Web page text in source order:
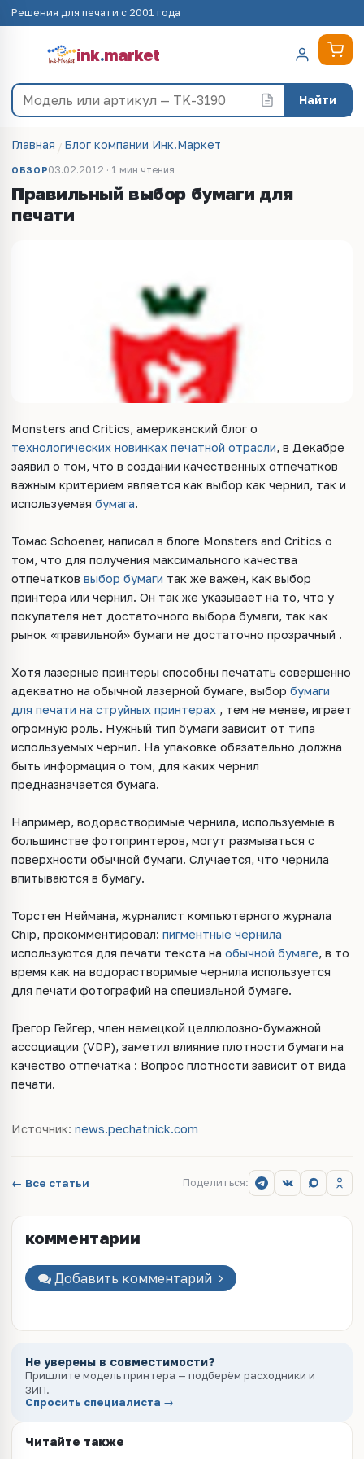
Решения для печати с 2001 года
ink.market
Найти
Главная Блог компании Инк.Маркет
ОБЗОР03.02.2012 · 1 мин чтения
Правильный выбор бумаги для
печати
Monsters and Critics, американский блог о
технологических новинках печатной отрасли, в Декабре
заявил о том, что в создании качественных отпечатков
важным критерием является как выбор как чернил, так и
используемая бумага.
Томас Schoener, написал в блоге Monsters and Critics о
том, что для получения максимального качества
отпечатков выбор бумаги так же важен, как выбор
принтера или чернил. Он так же указывает на то, что у
покупателя нет достаточного выбора бумаги, так как
рынок «правильной» бумаги не достаточно прозрачный .
Хотя лазерные принтеры способны печатать совершенно
адекватно на обычной лазерной бумаге, выбор бумаги
для печати на струйных принтерах , тем не менее, играет
огромную роль. Нужный тип бумаги зависит от типа
используемых чернил. На упаковке обязательно должна
быть информация о том, для каких чернил
предназначается бумага.
Например, водорастворимые чернила, используемые в
большинстве фотопринтеров, могут размываться с
поверхности обычной бумаги. Случается, что чернила
впитываются в бумагу.
Торстен Неймана, журналист компьютерного журнала
Chip, прокомментировал: пигментные чернила
используются для печати текста на обычной бумаге, в то
время как на водорастворимые чернила используется
для печати фотографий на специальной бумаге.
Грегор Гейгер, член немецкой целлюлозно-бумажной
ассоциации (VDP), заметил влияние плотности бумаги на
качество отпечатка : Вопрос плотности зависит от вида
печати.
Источник: news.pechatnick.com
← Все статьи Поделиться:
комментарии
Добавить комментарий
Не уверены в совместимости?
Пришлите модель принтера — подберём расходники и
ЗИП.
Спросить специалиста →
Читайте также